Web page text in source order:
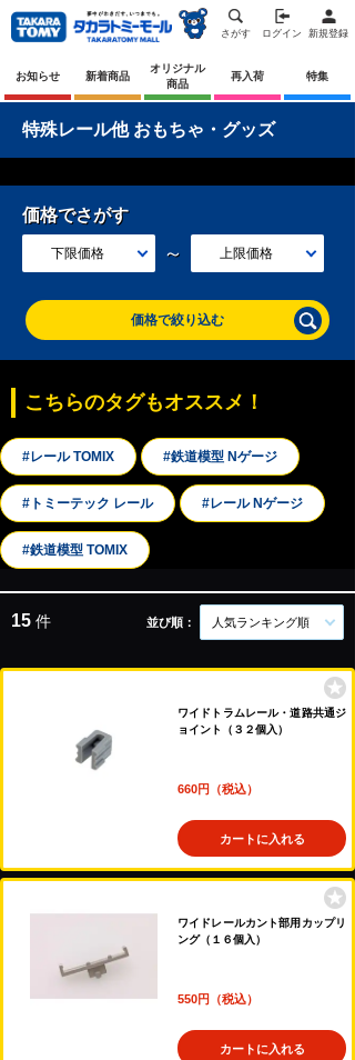
さがす ログイン 新規登録
お知らせ 新着商品
オリジナル
商品
再入荷 特集
特殊レール他 おもちゃ・グッズ
価格でさがす
下限価格 ～ 上限価格
価格で絞り込む
こちらのタグもオススメ！
#レール TOMIX #鉄道模型 Nゲージ
#トミーテック レール #レール Nゲージ
#鉄道模型 TOMIX
15 件 並び順： 人気ランキング順
ワイドトラムレール・道路共通ジ
ョイント（３２個入）
660円（税込）
カートに入れる
ワイドレールカント部用カップリ
ング（１６個入）
550円（税込）
カートに入れる